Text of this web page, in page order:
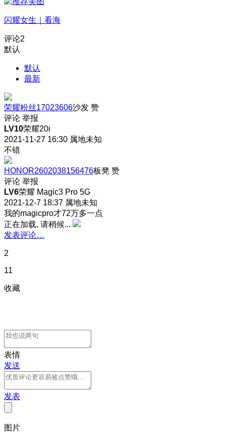
闪耀女生｜看海
评论2
默认
默认
最新
荣耀粉丝17023606沙发 赞
评论 举报
LV10荣耀20i
2021-11-27 16:30 属地未知
不错
HONOR2602038156476板凳 赞
评论 举报
LV6荣耀 Magic3 Pro 5G
2021-12-7 18:37 属地未知
我的magicpro才72万多一点
正在加载, 请稍候...
发表评论…
2
11
收藏
表情
发送
发表
图片